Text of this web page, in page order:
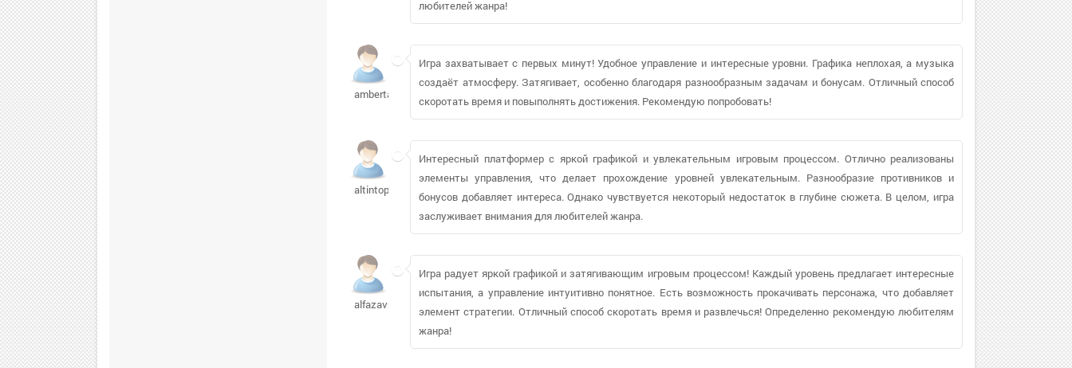
любителей жанра!
ambertami
Игра захватывает с первых минут! Удобное управление и интересные уровни. Графика неплохая, а музыка
создаёт атмосферу. Затягивает, особенно благодаря разнообразным задачам и бонусам. Отличный способ
скоротать время и повыполнять достижения. Рекомендую попробовать!
altintop09270
Интересный платформер с яркой графикой и увлекательным игровым процессом. Отлично реализованы
элементы управления, что делает прохождение уровней увлекательным. Разнообразие противников и
бонусов добавляет интереса. Однако чувствуется некоторый недостаток в глубине сюжета. В целом, игра
заслуживает внимания для любителей жанра.
alfazavr9
Игра радует яркой графикой и затягивающим игровым процессом! Каждый уровень предлагает интересные
испытания, а управление интуитивно понятное. Есть возможность прокачивать персонажа, что добавляет
элемент стратегии. Отличный способ скоротать время и развлечься! Определенно рекомендую любителям
жанра!